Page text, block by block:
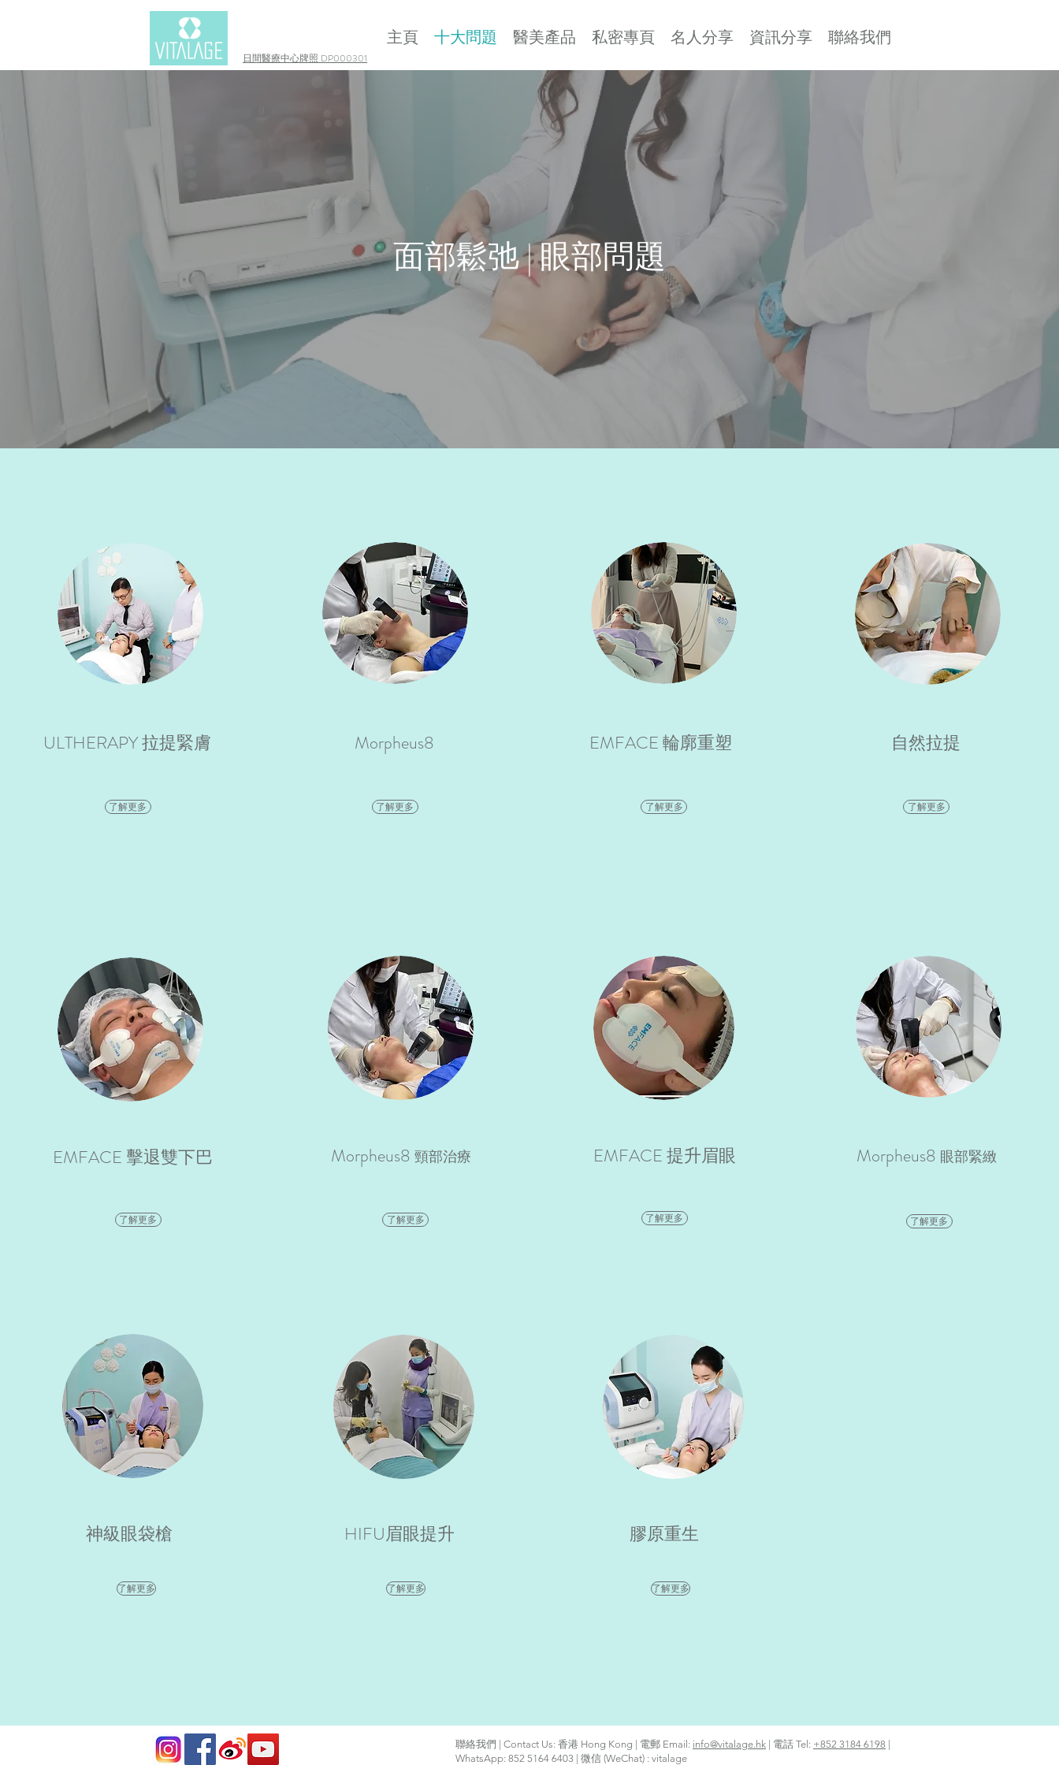
主頁 十大問題 醫美產品 私密專頁 名人分享 資訊分享 聯絡我們
日間醫療中心牌照 DP000301
面部鬆弛 | 眼部問題
ULTHERAPY 拉提緊膚
了解更多
Morpheus8
了解更多
EMFACE 輪廓重塑
了解更多
自然拉提
了解更多
EMFACE 擊退雙下巴
了解更多
Morpheus8頸部治療
了解更多
EMFACE 提升眉眼
了解更多
Morpheus8 眼部緊緻
了解更多
神級眼袋槍
了解更多
HIFU眉眼提升
了解更多
膠原重生
了解更多
聯絡我們 | Contact Us: 香港 Hong Kong | 電郵 Email: info@vitalage.hk | 電話 Tel: +852 3184 6198
WhatsApp: 852 5164 6403 | 微信 (WeChat) : vitalage